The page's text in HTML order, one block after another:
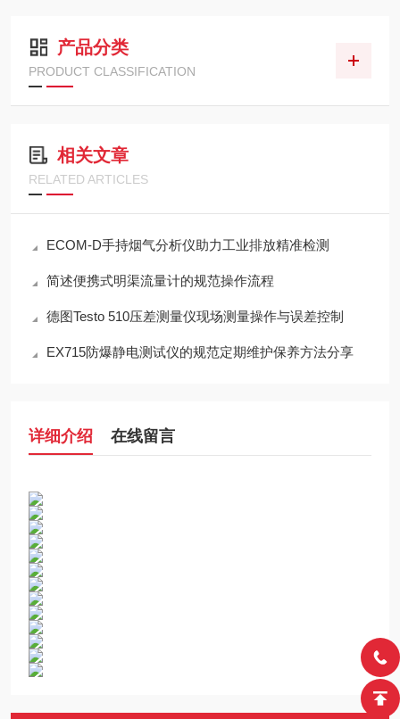
产品分类
PRODUCT CLASSIFICATION
相关文章
RELATED ARTICLES
ECOM-D手持烟气分析仪助力工业排放精准检测
简述便携式明渠流量计的规范操作流程
德图Testo 510压差测量仪现场测量操作与误差控制
EX715防爆静电测试仪的规范定期维护保养方法分享
详细介绍 在线留言